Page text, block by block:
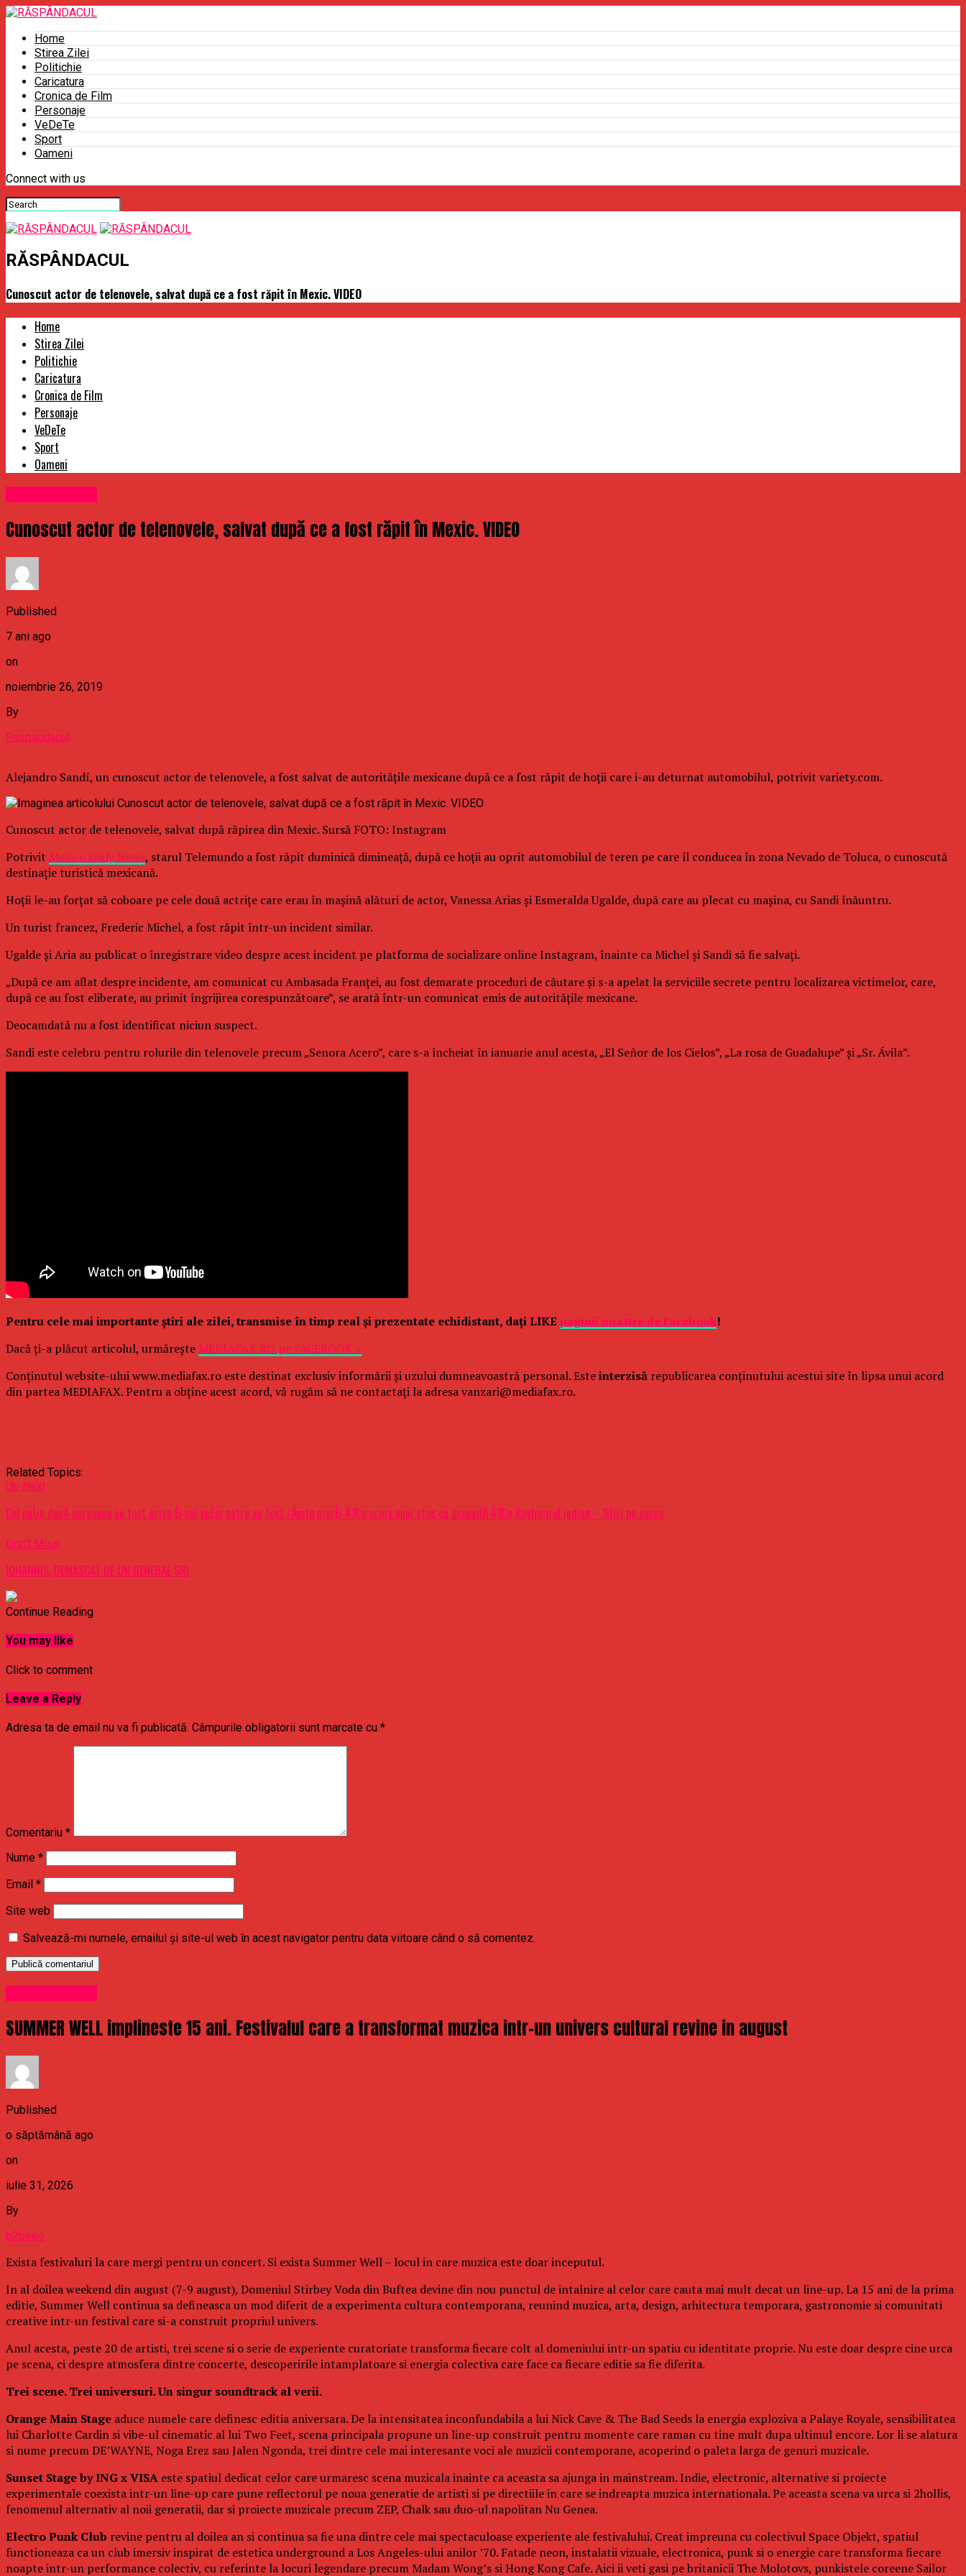
Home
Stirea Zilei
Politichie
Caricatura
Cronica de Film
Personaje
VeDeTe
Sport
Oameni
Connect with us
RĂSPÂNDACUL
Cunoscut actor de telenovele, salvat după ce a fost răpit în Mexic. VIDEO
Home
Stirea Zilei
Politichie
Caricatura
Cronica de Film
Personaje
VeDeTe
Sport
Oameni
Cunoscut actor de telenovele, salvat după ce a fost răpit în Mexic. VIDEO
Published
7 ani ago
on
noiembrie 26, 2019
By
Raspandacul
Alejandro Sandí, un cunoscut actor de telenovele, a fost salvat de autorităţile mexicane după ce a fost răpit de hoţii care i-au deturnat automobilul, potrivit variety.com.
Cunoscut actor de telenovele, salvat după răpirea din Mexic. Sursă FOTO: Instagram
Potrivit Mexico Daily News, starul Telemundo a fost răpit duminică dimineaţă, după ce hoţii au oprit automobilul de teren pe care îl conducea în zona Nevado de Toluca, o cunoscută
destinaţie turistică mexicană.
Hoţii le-au forţat să coboare pe cele două actriţe care erau în maşină alături de actor, Vanessa Arias şi Esmeralda Ugalde, după care au plecat cu maşina, cu Sandi înăuntru.
Un turist francez, Frederic Michel, a fost răpit într-un incident similar.
Ugalde şi Aria au publicat o înregistrare video despre acest incident pe platforma de socializare online Instagram, înainte ca Michel şi Sandi să fie salvaţi.
„După ce am aflat despre incidente, am comunicat cu Ambasada Franţei, au fost demarate proceduri de căutare şi s-a apelat la serviciile secrete pentru localizarea victimelor, care,
după ce au fost eliberate, au primit îngrijirea corespunzătoare”, se arată într-un comunicat emis de autorităţile mexicane.
Deocamdată nu a fost identificat niciun suspect.
Sandi este celebru pentru rolurile din telenovele precum „Senora Acero”, care s-a încheiat în ianuarie anul acesta, „El Señor de los Cielos”, „La rosa de Guadalupe” şi „Sr. Ávila”.
Pentru cele mai importante ştiri ale zilei, transmise în timp real şi prezentate echidistant, daţi LIKE paginii noastre de Facebook!
Dacă ţi-a plăcut articolul, urmăreşte MEDIAFAX.RO pe FACEBOOK »
Conținutul website-ului www.mediafax.ro este destinat exclusiv informării și uzului dumneavoastră personal. Esteinterzisă republicarea conținutului acestui site în lipsa unui acord
din partea MEDIAFAX. Pentru a obține acest acord, vă rugăm să ne contactați la adresa vanzari@mediafax.ro.
Related Topics:
Up Next
Cel puÈin douÄ persoane au fost ucise Èi cel puÈin patru au fost rÄnite marÈi Ã®n urma unui atac cu grenadÄ Ã®n Kashmirul indian – Stiri pe surse
Don't Miss
IOHANNIS, DEMASCAT DE UN GENERAL SRI
Continue Reading
You may like
Click to comment
Leave a Reply
Adresa ta de email nu va fi publicată. Câmpurile obligatorii sunt marcate cu *
Comentariu *
Nume *
Email *
Site web
Salvează-mi numele, emailul și site-ul web în acest navigator pentru data viitoare când o să comentez.
SUMMER WELL implineste 15 ani. Festivalul care a transformat muzica intr-un univers cultural revine in august
Published
o săptămână ago
on
iulie 31, 2026
By
b2bseo
Exista festivaluri la care mergi pentru un concert. Si exista Summer Well – locul in care muzica este doar inceputul.
In al doilea weekend din august (7-9 august), Domeniul Stirbey Voda din Buftea devine din nou punctul de intalnire al celor care cauta mai mult decat un line-up. La 15 ani de la prima
editie, Summer Well continua sa defineasca un mod diferit de a experimenta cultura contemporana, reunind muzica, arta, design, arhitectura temporara, gastronomie si comunitati
creative intr-un festival care si-a construit propriul univers.
Anul acesta, peste 20 de artisti, trei scene si o serie de experiente curatoriate transforma fiecare colt al domeniului intr-un spatiu cu identitate proprie. Nu este doar despre cine urca
pe scena, ci despre atmosfera dintre concerte, descoperirile intamplatoare si energia colectiva care face ca fiecare editie sa fie diferita.
Trei scene. Trei universuri. Un singur soundtrack al verii.
Orange Main Stage aduce numele care definesc editia aniversara. De la intensitatea inconfundabila a lui Nick Cave & The Bad Seeds la energia exploziva a Palaye Royale, sensibilitatea
lui Charlotte Cardin si vibe-ul cinematic al lui Two Feet, scena principala propune un line-up construit pentru momente care raman cu tine mult dupa ultimul encore. Lor li se alatura
si nume precum DE’WAYNE, Noga Erez sau Jalen Ngonda, trei dintre cele mai interesante voci ale muzicii contemporane, acoperind o paleta larga de genuri muzicale.
Sunset Stage by ING x VISA este spatiul dedicat celor care urmaresc scena muzicala inainte ca aceasta sa ajunga in mainstream. Indie, electronic, alternative si proiecte
experimentale coexista intr-un line-up care pune reflectorul pe noua generatie de artisti si pe directiile in care se indreapta muzica internationala. Pe aceasta scena va urca si 2hollis,
fenomenul alternativ al noii generatii, dar si proiecte muzicale precum ZEP, Chalk sau duo-ul napolitan Nu Genea.
Electro Punk Club revine pentru al doilea an si continua sa fie una dintre cele mai spectaculoase experiente ale festivalului. Creat impreuna cu colectivul Space Objekt, spatiul
functioneaza ca un club imersiv inspirat de estetica underground a Los Angeles-ului anilor ’70. Fatade neon, instalatii vizuale, electronica, punk si o energie care transforma fiecare
noapte intr-un performance colectiv, cu referinte la locuri legendare precum Madam Wong’s si Hong Kong Cafe. Aici ii veti gasi pe britanicii The Molotovs, punkistele coreene Sailor